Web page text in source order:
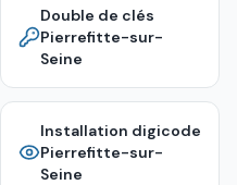
Double de clés
Pierrefitte-sur-
Seine
Installation digicode
Pierrefitte-sur-
Seine